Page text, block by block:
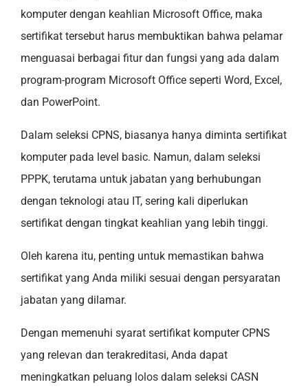
komputer dengan keahlian Microsoft Office, maka
sertifikat tersebut harus membuktikan bahwa pelamar
menguasai berbagai fitur dan fungsi yang ada dalam
program-program Microsoft Office seperti Word, Excel,
dan PowerPoint.
Dalam seleksi CPNS, biasanya hanya diminta sertifikat
komputer pada level basic. Namun, dalam seleksi
PPPK, terutama untuk jabatan yang berhubungan
dengan teknologi atau IT, sering kali diperlukan
sertifikat dengan tingkat keahlian yang lebih tinggi.
Oleh karena itu, penting untuk memastikan bahwa
sertifikat yang Anda miliki sesuai dengan persyaratan
jabatan yang dilamar.
Dengan memenuhi syarat sertifikat komputer CPNS
yang relevan dan terakreditasi, Anda dapat
meningkatkan peluang lolos dalam seleksi CASN